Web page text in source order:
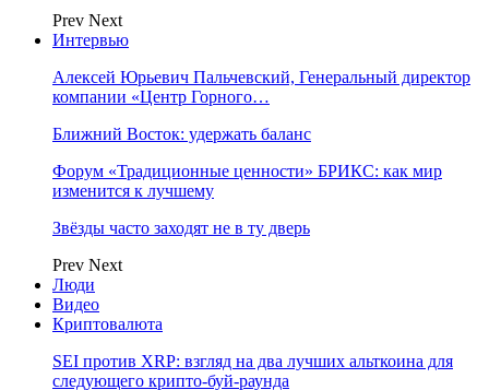
Prev Next
Интервью
Алексей Юрьевич Пальчевский, Генеральный директор
компании «Центр Горного…
Ближний Восток: удержать баланс
Форум «Традиционные ценности» БРИКС: как мир
изменится к лучшему
Звёзды часто заходят не в ту дверь
Prev Next
Люди
Видео
Криптовалюта
SEI против XRP: взгляд на два лучших альткоина для
следующего крипто-буй-раунда